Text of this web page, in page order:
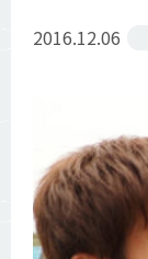
2016.12.06